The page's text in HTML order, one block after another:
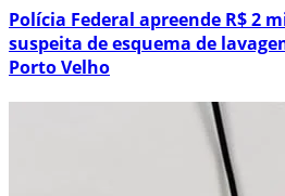
Polícia Federal apreende R$ 2
suspeita de esquema de
Porto Velho